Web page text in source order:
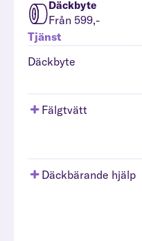
Däckbyte
Från 599,-
Tjänst
Däckbyte
Fälgtvätt
Däckbärande hjälp